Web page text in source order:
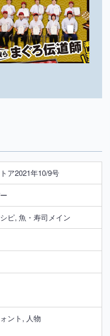
ア2021年10/9号
ピ, 魚・寿司メイン
ント, 人物